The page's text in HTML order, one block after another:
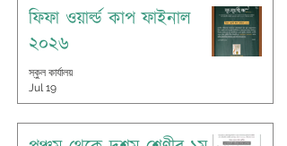
ফিফা ওয়ার্ল্ড কাপ ফাইনাল
২০২৬
স্কুল কার্যালয়
Jul 19